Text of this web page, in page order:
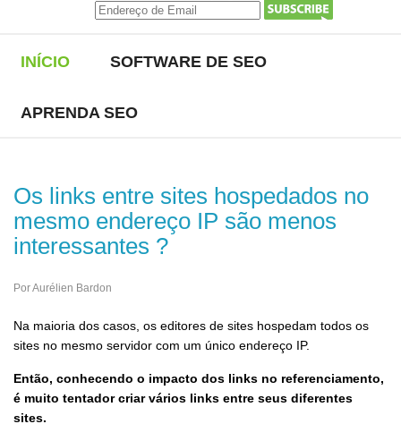
INÍCIO SOFTWARE DE SEO
APRENDA SEO
Os links entre sites hospedados no
mesmo endereço IP são menos
interessantes ?
Por Aurélien Bardon
Na maioria dos casos, os editores de sites hospedam todos os
sites no mesmo servidor com um único endereço IP.
Então, conhecendo o impacto dos links no referenciamento,
é muito tentador criar vários links entre seus diferentes
sites.